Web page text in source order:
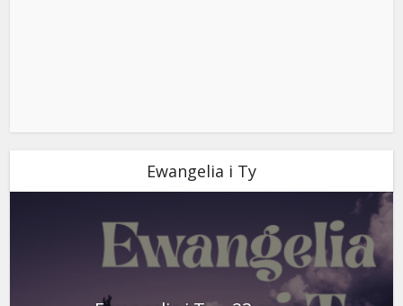
Ewangelia i Ty